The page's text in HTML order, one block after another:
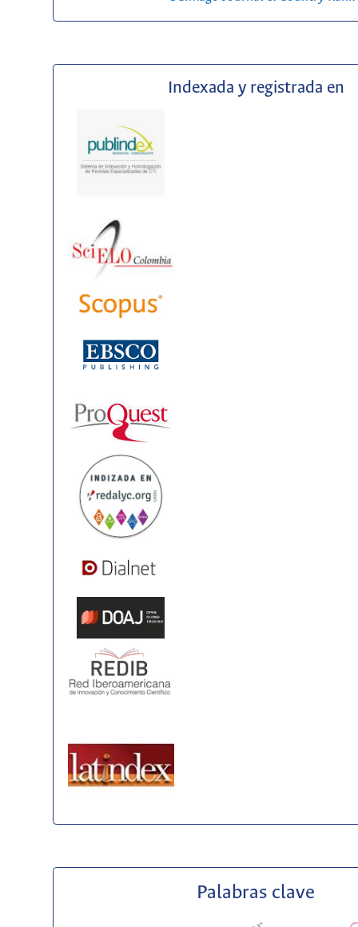
Indexada y registrada en
Palabras clave